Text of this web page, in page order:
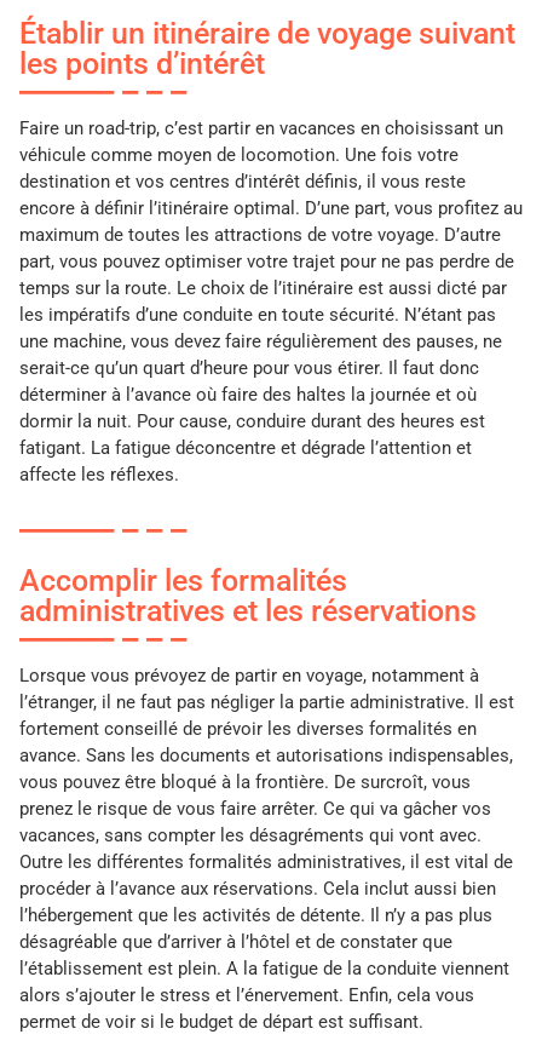
Établir un itinéraire de voyage suivant
les points d’intérêt
Faire un road-trip, c’est partir en vacances en choisissant un
véhicule comme moyen de locomotion. Une fois votre
destination et vos centres d’intérêt définis, il vous reste
encore à définir l’itinéraire optimal. D’une part, vous profitez au
maximum de toutes les attractions de votre voyage. D’autre
part, vous pouvez optimiser votre trajet pour ne pas perdre de
temps sur la route. Le choix de l’itinéraire est aussi dicté par
les impératifs d’une conduite en toute sécurité. N’étant pas
une machine, vous devez faire régulièrement des pauses, ne
serait-ce qu’un quart d’heure pour vous étirer. Il faut donc
déterminer à l’avance où faire des haltes la journée et où
dormir la nuit. Pour cause, conduire durant des heures est
fatigant. La fatigue déconcentre et dégrade l’attention et
affecte les réflexes.
Accomplir les formalités
administratives et les réservations
Lorsque vous prévoyez de partir en voyage, notamment à
l’étranger, il ne faut pas négliger la partie administrative. Il est
fortement conseillé de prévoir les diverses formalités en
avance. Sans les documents et autorisations indispensables,
vous pouvez être bloqué à la frontière. De surcroît, vous
prenez le risque de vous faire arrêter. Ce qui va gâcher vos
vacances, sans compter les désagréments qui vont avec.
Outre les différentes formalités administratives, il est vital de
procéder à l’avance aux réservations. Cela inclut aussi bien
l’hébergement que les activités de détente. Il n’y a pas plus
désagréable que d’arriver à l’hôtel et de constater que
l’établissement est plein. A la fatigue de la conduite viennent
alors s’ajouter le stress et l’énervement. Enfin, cela vous
permet de voir si le budget de départ est suffisant.